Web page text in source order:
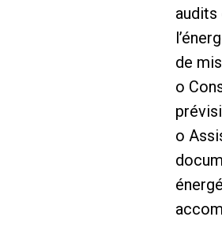
de
o
o